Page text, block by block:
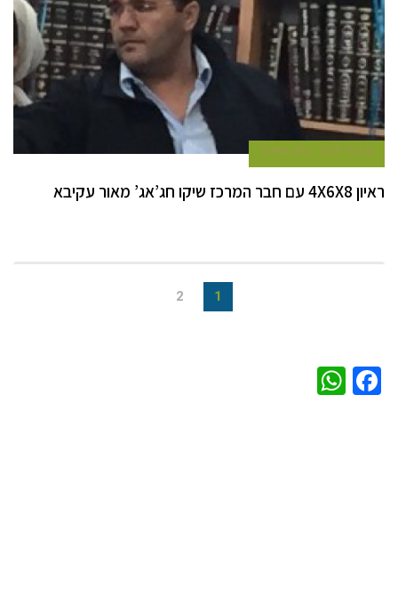
9 ביולי 2015 כתב במרכז
ראיון 4X6X8 עם חבר המרכז שיקו חג’אג’ מאור עקיבא
1
2
Facebook